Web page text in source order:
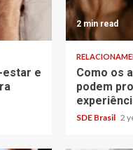
estar e
2 min read
Como os
podem
SDE Brasil 2